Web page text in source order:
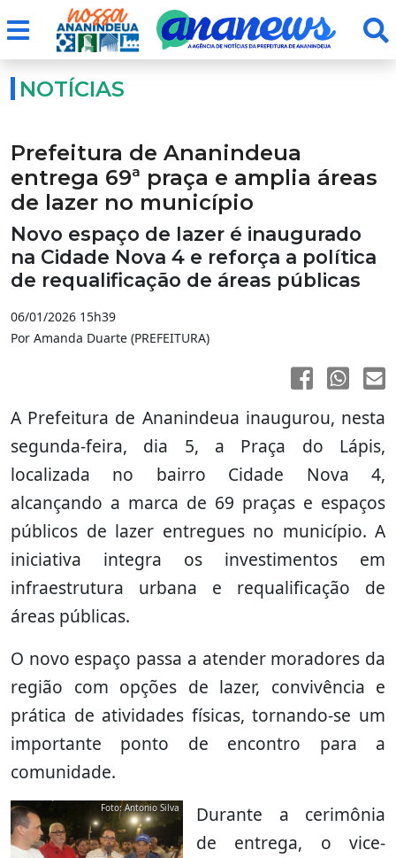
NOTÍCIAS
Prefeitura de Ananindeua
entrega 69ª praça e amplia áreas
de lazer no município
Novo espaço de lazer é inaugurado
na Cidade Nova 4 e reforça a política
de requalificação de áreas públicas
06/01/2026 15h39
Por Amanda Duarte (PREFEITURA)
A Prefeitura de Ananindeua inaugurou, nesta
segunda-feira, dia 5, a Praça do Lápis,
localizada no bairro Cidade Nova 4,
alcançando a marca de 69 praças e espaços
públicos de lazer entregues no município. A
iniciativa integra os investimentos em
infraestrutura urbana e requalificação de
áreas públicas.
O novo espaço passa a atender moradores da
região com opções de lazer, convivência e
prática de atividades físicas, tornando-se um
importante ponto de encontro para a
comunidade.
Foto: Antonio Silva
Durante a cerimônia
de entrega, o vice-